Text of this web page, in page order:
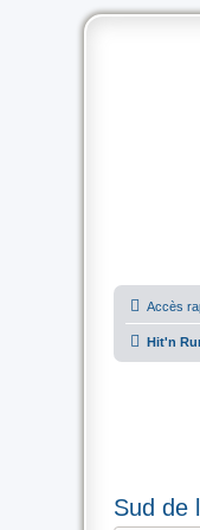
Accès
Hit'n
Sud de